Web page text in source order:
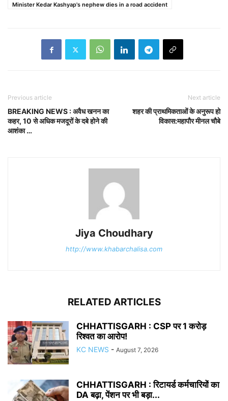
Minister Kedar Kashyap's nephew dies in a road accident
Previous article
BREAKING NEWS : अवैध खनन का
कहर, 10 से अधिक मजदूरों के दबे होने की
आशंका …
Next article
शहर की प्राथमिकताओं के अनुरूप हो
विकास:महापौर मीनल चौबे
Jiya Choudhary
http://www.khabarchalisa.com
RELATED ARTICLES
CHHATTISGARH : CSP पर 1 करोड़
रिश्वत का आरोप!
KC NEWS - August 7, 2026
CHHATTISGARH : रिटायर्ड कर्मचारियों का
DA बढ़ा, पेंशन पर भी बड़ा...